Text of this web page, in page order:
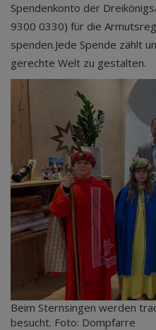
Spendenkonto der
9300 0330) für die
spenden.Jede Spende zählt
gerechte Welt zu gestalten.
Beim Sternsingen werden
besucht. Foto: Dompfarre